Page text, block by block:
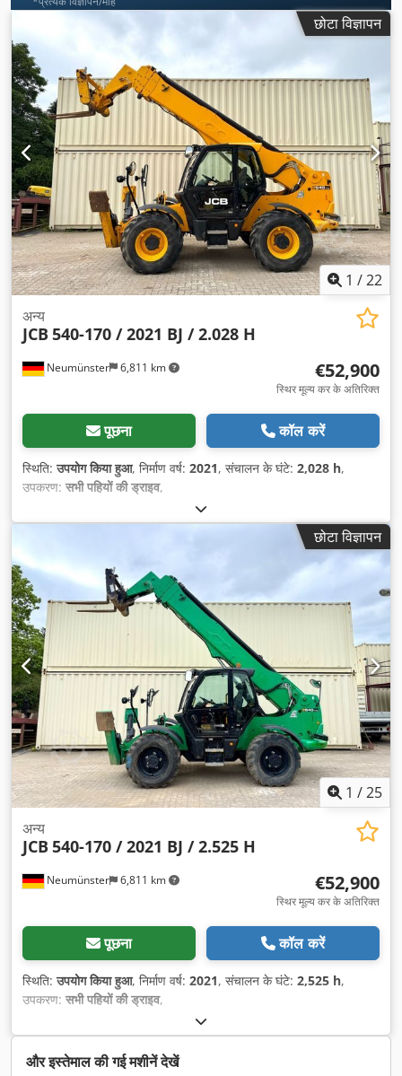
छोटा विज्ञापन
1 /22
Neumünster 6,811 km
अन्य
JCB 540-170 / 2021 BJ / 2.028 H
€52,900
स्थिर मूल्य कर के अतिरिक्त
पूछना कॉल करें
स्थिति:उपयोग किया हुआ, निर्माण वर्ष: 2021, संचालन के घंटे: 2,028 h,
उपकरण: सभी पहियों की ड्राइव,
छोटा विज्ञापन
1 /25
Neumünster 6,811 km
अन्य
JCB 540-170 / 2021 BJ / 2.525 H
€52,900
स्थिर मूल्य कर के अतिरिक्त
पूछना कॉल करें
स्थिति:उपयोग किया हुआ, निर्माण वर्ष: 2021, संचालन के घंटे: 2,525 h,
उपकरण: सभी पहियों की ड्राइव,
और इस्तेमाल की गई मशीनें देखें